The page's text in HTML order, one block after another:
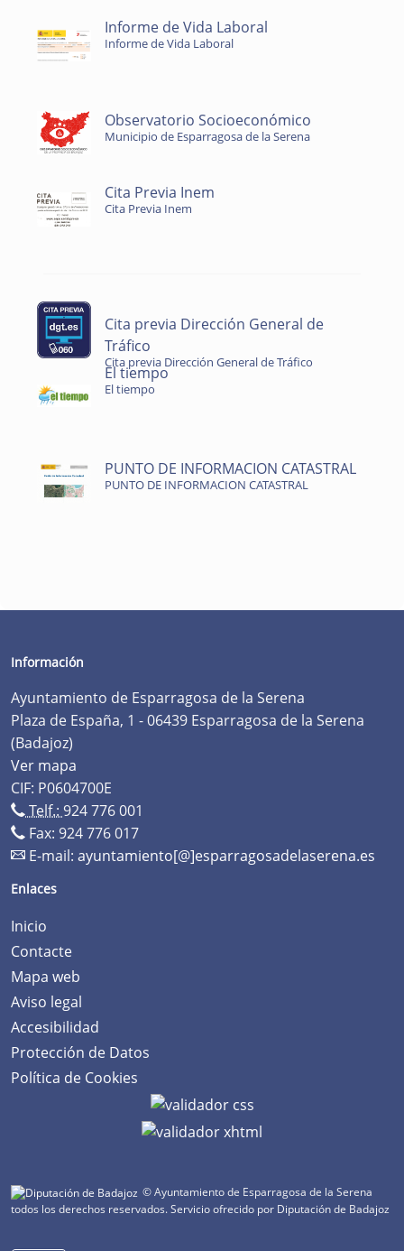
Informe de Vida Laboral
Informe de Vida Laboral
Observatorio Socioeconómico
Municipio de Esparragosa de la Serena
Cita Previa Inem
Cita Previa Inem
Cita previa Dirección General de
Tráfico
Cita previa Dirección General de Tráfico
El tiempo
El tiempo
PUNTO DE INFORMACION CATASTRAL
PUNTO DE INFORMACION CATASTRAL
Información
Ayuntamiento de Esparragosa de la Serena
Plaza de España, 1 - 06439 Esparragosa de la Serena
(Badajoz)
Ver mapa
CIF: P0604700E
Telf.: 924 776 001
Fax: 924 776 017
E-mail: ayuntamiento[@]esparragosadelaserena.es
Enlaces
Inicio
Contacte
Mapa web
Aviso legal
Accesibilidad
Protección de Datos
Política de Cookies
© Ayuntamiento de Esparragosa de la Serena
todos los derechos reservados.Servicio ofrecido por Diputación de Badajoz